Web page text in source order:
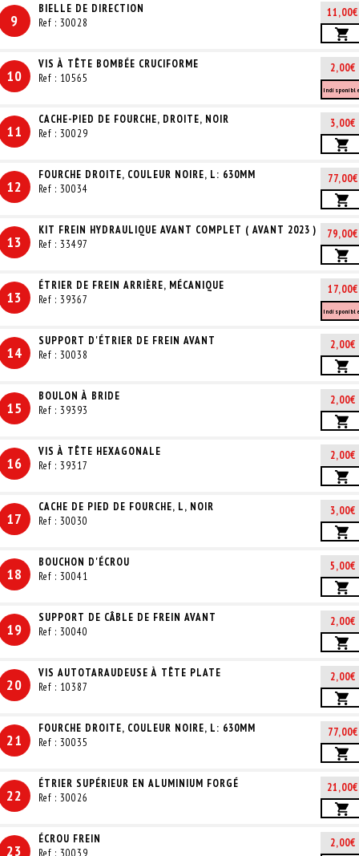
9
BIELLE DE DIRECTION
Ref : 30028
11,00€
10
VIS À TÊTE BOMBÉE CRUCIFORME
Ref : 10565
2,00€
11
CACHE-PIED DE FOURCHE, DROITE, NOIR
Ref : 30029
3,00€
12
FOURCHE DROITE, COULEUR NOIRE, L: 630MM
Ref : 30034
77,00€
13
KIT FREIN HYDRAULIQUE AVANT COMPLET ( AVANT 2023 )
Ref : 33497
79,00€
13
ÉTRIER DE FREIN ARRIÈRE, MÉCANIQUE
Ref : 39367
17,00€
14
SUPPORT D'ÉTRIER DE FREIN AVANT
Ref : 30038
2,00€
15
BOULON À BRIDE
Ref : 39393
2,00€
16
VIS À TÊTE HEXAGONALE
Ref : 39317
2,00€
17
CACHE DE PIED DE FOURCHE, L, NOIR
Ref : 30030
3,00€
18
BOUCHON D'ÉCROU
Ref : 30041
5,00€
19
SUPPORT DE CÂBLE DE FREIN AVANT
Ref : 30040
2,00€
20
VIS AUTOTARAUDEUSE À TÊTE PLATE
Ref : 10387
2,00€
21
FOURCHE DROITE, COULEUR NOIRE, L: 630MM
Ref : 30035
77,00€
22
ÉTRIER SUPÉRIEUR EN ALUMINIUM FORGÉ
Ref : 30026
21,00€
23
ÉCROU FREIN
Ref : 30039
2,00€